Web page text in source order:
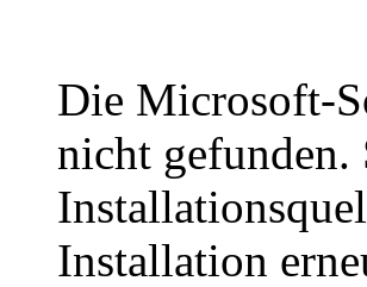
Die Microsoft-
nicht gefunden.
Installation